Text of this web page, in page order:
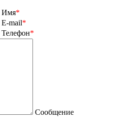
Имя*
E-mail*
Телефон*
Сообщение